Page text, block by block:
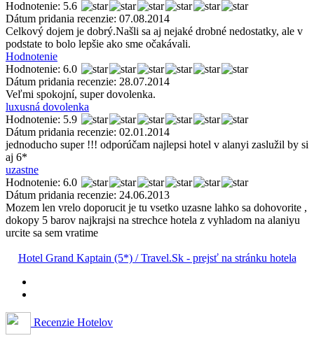
Hodnotenie: 5.6
Dátum pridania recenzie: 07.08.2014
Celkový dojem je dobrý.Našli sa aj nejaké drobné nedostatky, ale v
podstate to bolo lepšie ako sme očakávali.
Hodnotenie
Hodnotenie: 6.0
Dátum pridania recenzie: 28.07.2014
Veľmi spokojní, super dovolenka.
luxusná dovolenka
Hodnotenie: 5.9
Dátum pridania recenzie: 02.01.2014
jednoducho super !!! odporúčam najlepsi hotel v alanyi zaslužil by si
aj 6*
uzastne
Hodnotenie: 6.0
Dátum pridania recenzie: 24.06.2013
Mozem len vrelo doporucit je tu vsetko uzasne lahko sa dohovorite ,
dokopy 5 barov najkrajsi na strechce hotela z vyhladom na alaniyu
urcite sa sem vratime
Hotel Grand Kaptain (5*) / Travel.Sk - prejsť na stránku hotela
Recenzie Hotelov